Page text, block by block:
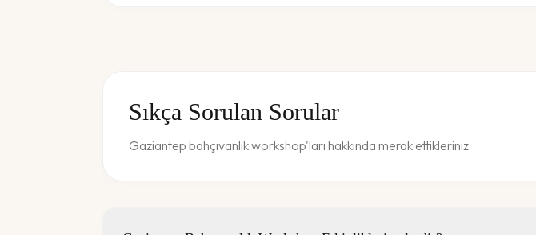
Sıkça Sorulan Sorular
Gaziantep bahçıvanlık workshop'ları hakkında merak ettikleriniz